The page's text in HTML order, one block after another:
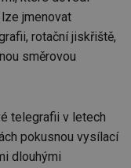
jmenovat
rotační jiskřiště,
směrovou
telegrafii v letech
pokusnou vysílací
dlouhými